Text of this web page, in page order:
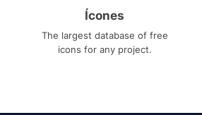
Ícones
The largest database of free
icons for any project.